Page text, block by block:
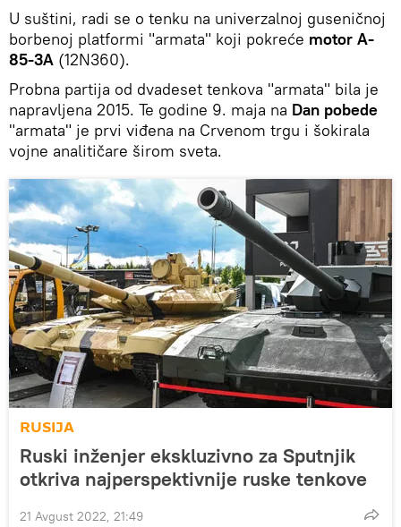
U suštini, radi se o tenku na univerzalnoj guseničnoj
borbenoj platformi "armata" koji pokreće motor A-
85-3A (12N360).
Probna partija od dvadeset tenkova "armata" bila je
napravljena 2015. Te godine 9. maja na Dan pobede
"armata" je prvi viđena na Crvenom trgu i šokirala
vojne analitičare širom sveta.
RUSIJA
Ruski inženjer ekskluzivno za Sputnjik
otkriva najperspektivnije ruske tenkove
21 Avgust 2022, 21:49